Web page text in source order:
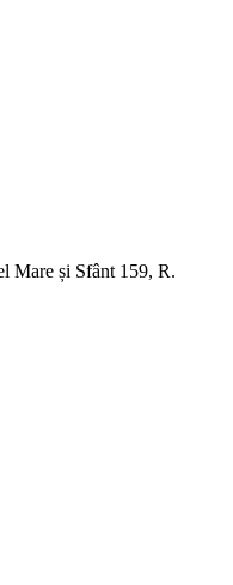
Mare și Sfânt 159, R.